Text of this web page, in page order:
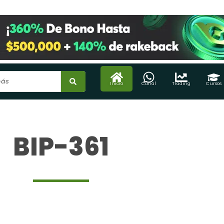
Inicio Canal Trading Cursos
BIP-361